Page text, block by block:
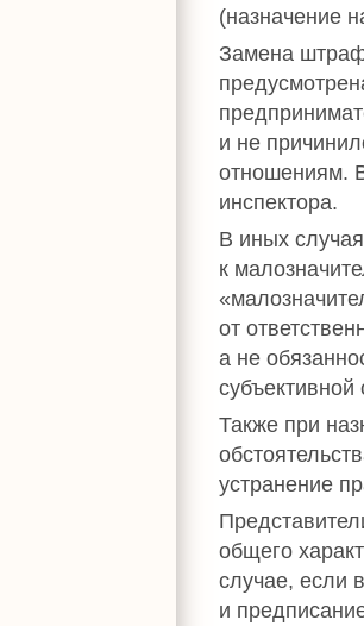
(назначение
Замена
и не
отношениям.
инспектора.
В иных
к
от
а не
субъективной
Также при
устранение
общего
случае, если
и